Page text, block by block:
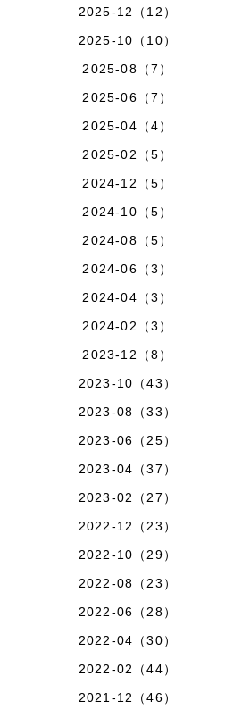
2025-12（12）
2025-10（10）
2025-08（7）
2025-06（7）
2025-04（4）
2025-02（5）
2024-12（5）
2024-10（5）
2024-08（5）
2024-06（3）
2024-04（3）
2024-02（3）
2023-12（8）
2023-10（43）
2023-08（33）
2023-06（25）
2023-04（37）
2023-02（27）
2022-12（23）
2022-10（29）
2022-08（23）
2022-06（28）
2022-04（30）
2022-02（44）
2021-12（46）